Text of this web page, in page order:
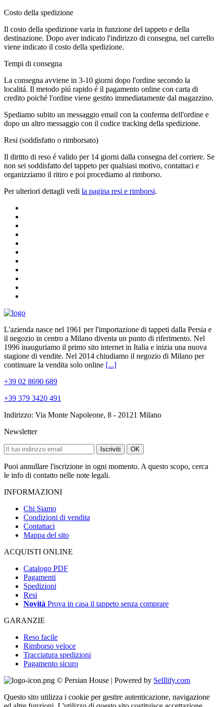
Costo della spedizione
Il costo della spedizione varia in funzione del tappeto e della
destinazione. Dopo aver indicato l'indirizzo di consegna, nel carrello
viene indicato il costo della spedizione.
Tempi di consegna
La consegna avviene in 3-10 giorni dopo l'ordine secondo la
localitá. Il metodo piú rapido é il pagamento online con carta di
credito poiché l'ordine viene gestito immediatamente dal magazzino.
Spediamo subito un messaggio email con la conferma dell'ordine e
dopo un altro messaggio con il codice tracking della spedizione.
Resi (soddisfatto o rimborsato)
Il diritto di reso é valido per 14 giorni dalla consegna del corriere. Se
non sei soddisfatto del tappeto per qualsiasi motivo, contattaci e
organizziamo il ritiro e poi procediamo al rimborso.
Per ulteriori dettagli vedi la pagina resi e rimborsi.
L'azienda nasce nel 1961 per l'importazione di tappeti dalla Persia e
il negozio in centro a Milano diventa un punto di riferimento. Nel
1996 inauguriamo il primo sito internet in Italia e inizia una nuova
stagione di vendite. Nel 2014 chiudiamo il negozio di Milano per
continuare la vendita solo online [...]
+39 02 8690 689
+39 379 3420 491
Indirizzo: Via Monte Napoleone, 8 - 20121 Milano
Newsletter
Iscriviti OK
Puoi annullare l'iscrizione in ogni momento. A questo scopo, cerca
le info di contatto nelle note legali.
INFORMAZIONI
Chi Siamo
Condizioni di vendita
Contattaci
Mappa del sito
ACQUISTI ONLINE
Catalogo PDF
Pagamenti
Spedizioni
Resi
Novità Prova in casa il tappeto senza comprare
GARANZIE
Reso facile
Rimborso veloce
Tracciatura spedizioni
Pagamento sicuro
© Persian House | Powered by Selllify.com
Questo sito utilizza i cookie per gestire autenticazione, navigazione